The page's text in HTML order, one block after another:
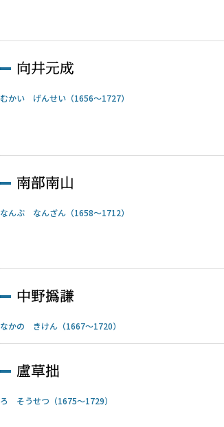
向井元成
むかい げんせい（1656～1727）
南部南山
なんぶ なんざん（1658～1712）
中野撝謙
なかの きけん（1667～1720）
盧草拙
ろ そうせつ（1675～1729）